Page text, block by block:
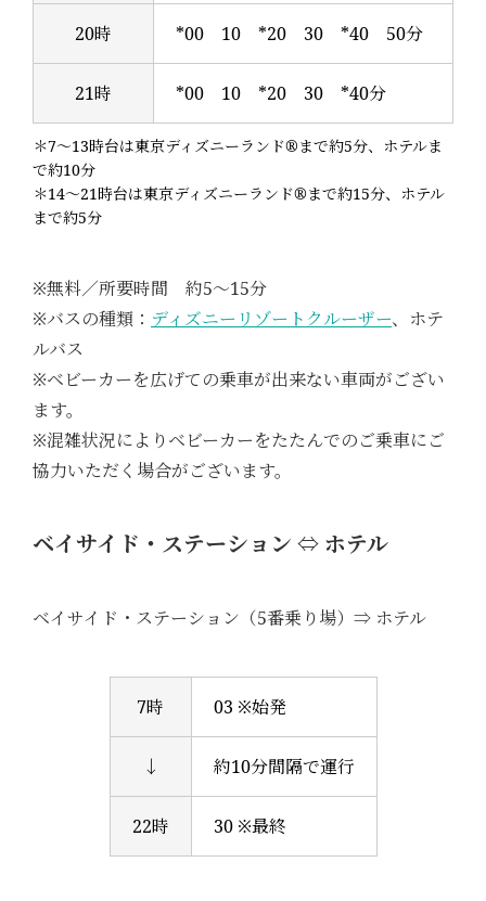
20時 *00 10 *20 30 *40 50分
21時 *00 10 *20 30 *40分
＊7～13時台は東京ディズニーランド®まで約5分、ホテルま
で約10分
＊14～21時台は東京ディズニーランド®まで約15分、ホテル
まで約5分
※無料／所要時間 約5～15分
※バスの種類： ディズニーリゾートクルーザー、ホテ
ルバス
※ベビーカーを広げての乗車が出来ない車両がござい
ます。
※混雑状況によりベビーカーをたたんでのご乗車にご
協力いただく場合がございます。
ベイサイド・ステーション ⇔ ホテル
ベイサイド・ステーション（5番乗り場）⇒ ホテル
7時 03 ※始発
↓ 約10分間隔で運行
22時 30 ※最終